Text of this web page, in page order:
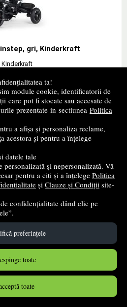
ta!
module cookie, identificatorii de
care pot fi stocate sau accesate de
prezentate in sectiunea Politica
a afișa și personaliza reclame,
acestora și pentru a înțelege
datele tale
și nepersonalizată. Vă
pentru a citi și a înțelege Politica
și Clauze și Condiții site-
confidențialitate dând clic pe
preferințele
toate
toate
gri, Kinderkraft
KInderkraft
,30lei
în stoc
Cumpără
roz, Kinderkraft
KInderkraft
lei